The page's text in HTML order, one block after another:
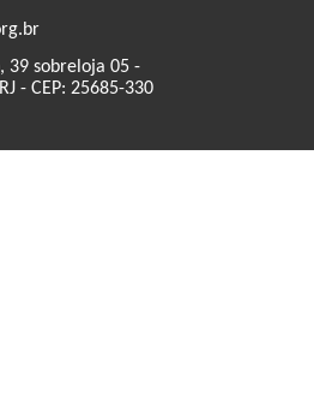
39 sobreloja 05 -
- CEP: 25685-330